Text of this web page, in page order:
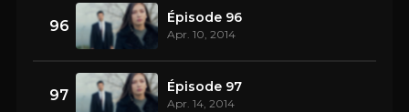
96 Épisode 96
Apr. 10, 2014
97 Épisode 97
Apr. 14, 2014